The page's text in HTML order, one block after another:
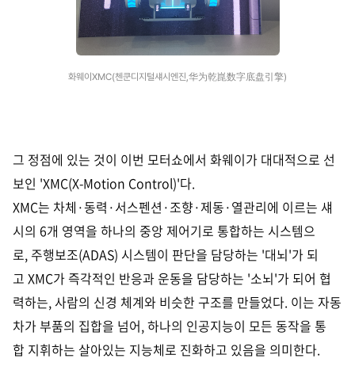
화웨이XMC(첸쿤디지털섀시엔진,华为乾崑数字底盘引擎)
그 정점에 있는 것이 이번 모터쇼에서 화웨이가 대대적으로 선
보인 'XMC(X-Motion Control)'다.
XMC는 차체·동력·서스펜션·조향·제동·열관리에 이르는 섀
시의 6개 영역을 하나의 중앙 제어기로 통합하는 시스템으
로, 주행보조(ADAS) 시스템이 판단을 담당하는 '대뇌'가 되
고 XMC가 즉각적인 반응과 운동을 담당하는 '소뇌'가 되어 협
력하는, 사람의 신경 체계와 비슷한 구조를 만들었다. 이는 자동
차가 부품의 집합을 넘어, 하나의 인공지능이 모든 동작을 통
합 지휘하는 살아있는 지능체로 진화하고 있음을 의미한다.